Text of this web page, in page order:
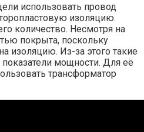
использовать провод
изоляцию.
количество. Несмотря на
покрыта, поскольку
изоляцию. Из-за этого такие
мощности. Для её
трансформатор